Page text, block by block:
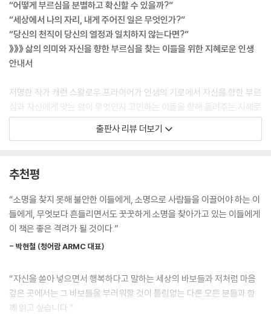
가 아니라 선하기 때문이다.
--- 「2장 일」 중에서
당신을 기다리고 있는 마법의 공식이나 완벽한 직업이 없다는 것을 알면
을 배우거나 다양한 경험을 축적할 수 있다. 그것까지도 다 하나님이 쓰시
리라는 것을 알고, 이 모두를 계속 소명을 찾아 나가는 과정으로 보는 것이
다.
을 거기에 다 바치고도 돈을 벌거나 남에게 인정받는 것과는 거리가 멀 수
초월한다.
--- 「4장 용어 정의」 중에서
어떤 일이든 한 사람에게는 소명인데 다른 사람에게는 그냥 직업일 수 있
당신을 어떤 사람이 되도록 부르셨는가에 있다. 임시직이지만 소명에 도움
이 되는 일도 있고, 우리가 현재의 역할을 소명으로 착각할 때도 있다. 후자
는 더 까다로운 딜레마지만 그래도 꼭 생각해 볼 문제다.
“어떻게 부르심을 분별하고 확신할 수 있을까?”
“세상에서 나의 자리, 내게 주어진 일은 무엇인가?”
“당신의 천직이 당신의 열정과 일치하지 않는다면?”
》》》 삶의 의미와 자신을 향한 부르심을 찾는 이들을 위한 지혜로운 인생
안내서
저명한 작가 캐런 스왈로우 프라이어가 인생의 기로에서 자신을 향한 부르
심과 자신에게 맞는 일이 무엇인지 고민하는 이들을 향해 들려주는 지혜로
운 안내서다. 일평생 문학을 가르치고 책을 쓰며 학생들과 문학 지망생들
을 상담하고 조언해 온 작가는 일, 직업, 열정처럼 소명과 혼용되는 언어들
이 책을 통해 졸업 후 진로를 고민하는 학생이나 자신이 해야 할 일이 무엇
인지 고민하는 청년들은 자신을 향한 부르심과 천직을 분별하고 구분하는
지침과 지혜를 얻을 수 있을 것이다. 또한 인생의 길을 다시 고민하는 성인,
더 나은 삶, 하나님의 부르심이 무엇인지 고민하는 이들에게 실제적인 도
출판사 리뷰 더보기
추천평
“소명을 찾지 못해 불안한 이들에게, 소명으로 사람들을 이끌어야 하는 이
들에게, 무엇보다 흔들리면서도 꿋꿋하게 소명을 찾아가고 있는 이들에게
이 책은 좋은 격려가 될 것이다.”
- 박현철 (청어람 ARMC 대표)
“자신을 쏟아 넣으면서 행복하다고 말하는 세상의 바보들과 저처럼 마음
깊은 곳에서는 그 바보들을 부러워할 것이 틀림없는 다른 모든 분들과 함
께 읽고 싶습니다.”